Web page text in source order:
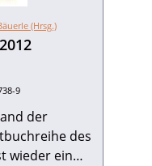
(Hrsg.)
9
der
des
wieder ein